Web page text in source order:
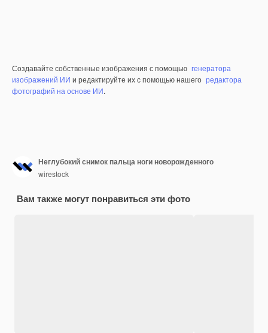
Создавайте собственные изображения с помощью генератора
изображений ИИ и редактируйте их с помощью нашего редактора
фотографий на основе ИИ.
Неглубокий снимок пальца ноги новорожденного
wirestock
Вам также могут понравиться эти фото